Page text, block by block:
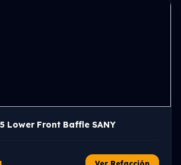
Lower Front Baffle SANY